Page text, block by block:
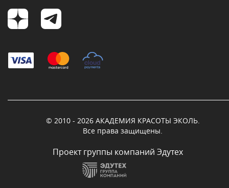
© 2010 - 2026 АКАДЕМИЯ КРАСОТЫ ЭКОЛЬ.
Все права защищены.
Проект группы компаний Эдутех